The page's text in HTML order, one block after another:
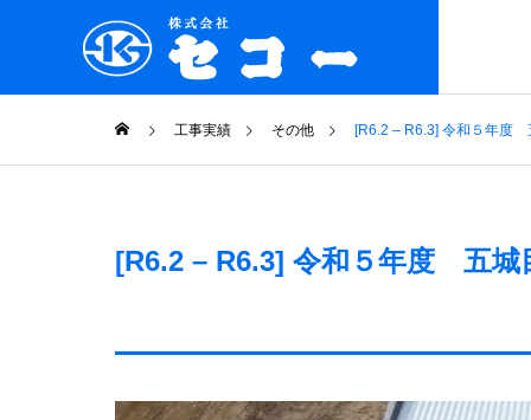
企業情報
企業理念
GROUP
COMPANY
企業情報
工事実績 その他 [R6.2 – R6.3] 令和５年度
[R6.2 – R6.3] 令和５年度 五城